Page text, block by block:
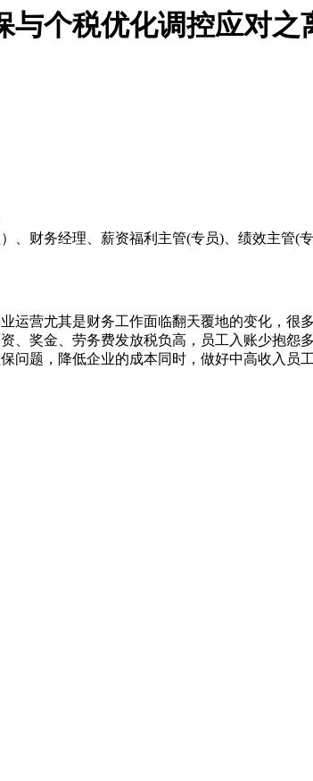
个税优化调控应对之
、财务经理、薪资福利主管(专员)、绩效主管(
运营尤其是财务工作面临翻天覆地的变化，
、奖金、劳务费发放税负高，员工入账少抱
题，降低企业的成本同时，做好中高收入员